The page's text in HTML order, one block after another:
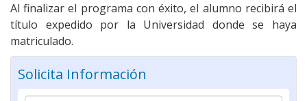
Al finalizar el programa con éxito, el alumno recibirá el
título expedido por la Universidad donde se haya
matriculado.
Solicita Información